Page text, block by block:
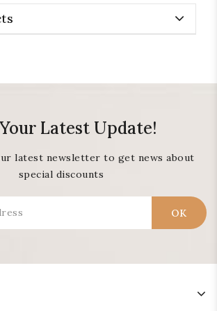
Latest Update!
latest newsletter to get news about
special discounts